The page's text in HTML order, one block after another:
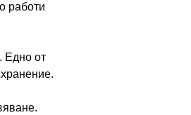
работи
Едно от